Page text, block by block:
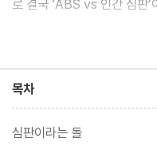
로 결국 ‘ABS vs 인간 심판
《심판이라는 돌》은 ‘오점
완벽할 수 없다는 사실이 잔
는 한 번쯤 맞닥뜨리는 그 ‘
목차
심판이라는 돌